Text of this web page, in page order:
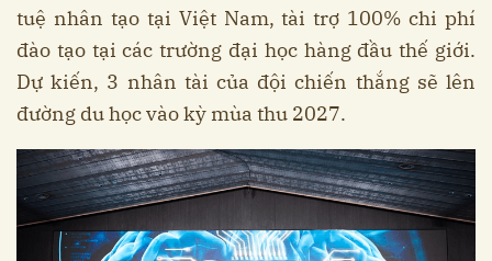
tuệ nhân tạo tại Việt Nam, tài trợ 100% chi phí
đào tạo tại các trường đại học hàng đầu thế giới.
Dự kiến, 3 nhân tài của đội chiến thắng sẽ lên
đường du học vào kỳ mùa thu 2027.